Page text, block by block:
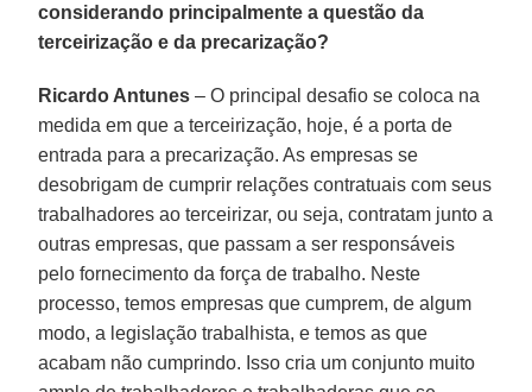
considerando principalmente a questão da
terceirização e da precarização?
Ricardo Antunes – O principal desafio se coloca na
medida em que a terceirização, hoje, é a porta de
entrada para a precarização. As empresas se
desobrigam de cumprir relações contratuais com seus
trabalhadores ao terceirizar, ou seja, contratam junto a
outras empresas, que passam a ser responsáveis
pelo fornecimento da força de trabalho. Neste
processo, temos empresas que cumprem, de algum
modo, a legislação trabalhista, e temos as que
acabam não cumprindo. Isso cria um conjunto muito